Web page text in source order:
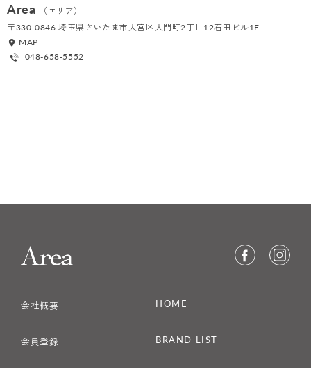
Area
（エリア）
〒330-0846 埼玉県さいたま市大宮区大門町2丁目12石田ビル1F
MAP
048-658-5552
会社概要
会員登録
HOME
BRAND LIST